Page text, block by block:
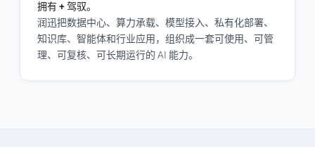
拥有 + 驾驭。
润迅把数据中心、算力承载、模型接入、私有化部署、
知识库、智能体和行业应用，组织成一套可使用、可管
理、可复核、可长期运行的 AI 能力。